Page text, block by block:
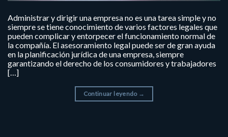
Administrar y dirigir una empresa no es una tarea simple y no
siempre se tiene conocimiento de varios factores legales que
pueden complicar y entorpecer el funcionamiento normal de
la compañía. El asesoramiento legal puede ser de gran ayuda
en la planificación jurídica de una empresa, siempre
garantizando el derecho de los consumidores y trabajadores
[…]
Continuar leyendo →